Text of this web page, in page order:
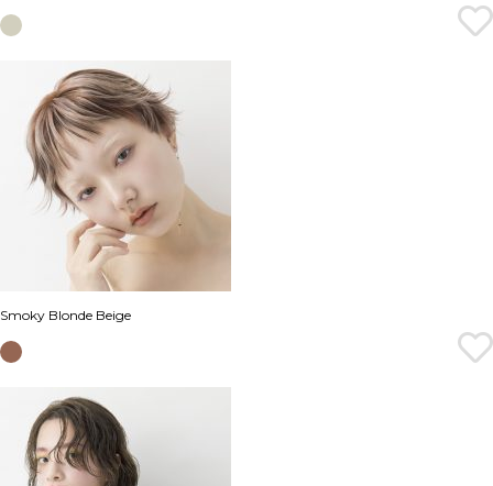
Smoky Blonde Beige